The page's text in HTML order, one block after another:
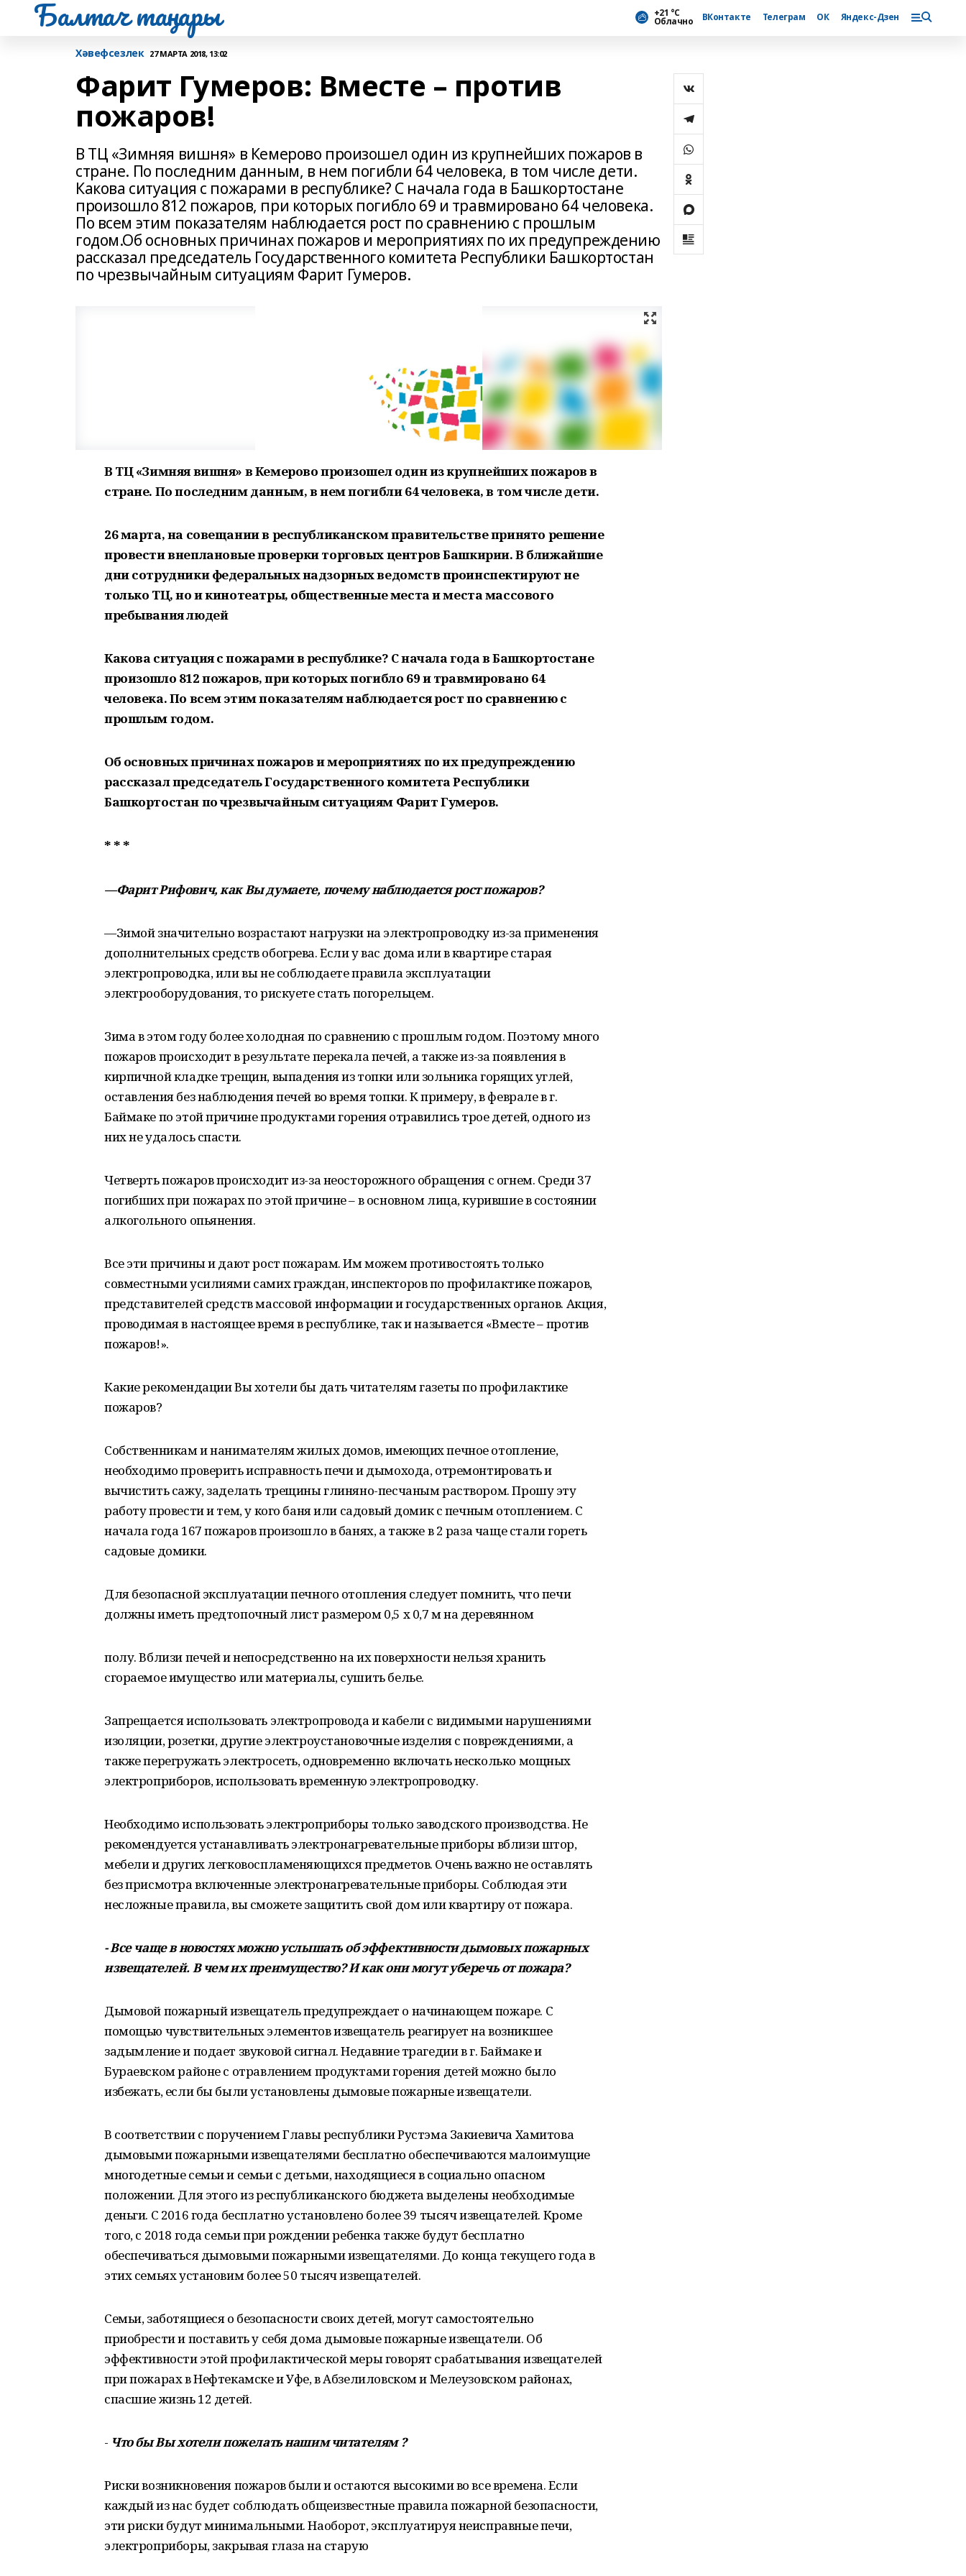
Балтач таңнары +21 °С
Облачно ВКонтакте Телеграм ОК Яндекс-Дзен
Хәвефсезлек 27 МАРТА 2018, 13:02
Фарит Гумеров: Вместе – против
пожаров!
В ТЦ «Зимняя вишня» в Кемерово произошел один из крупнейших пожаров в
стране. По последним данным, в нем погибли 64 человека, в том числе дети.
Какова ситуация с пожарами в республике? С начала года в Башкортостане
произошло 812 пожаров, при которых погибло 69 и травмировано 64 человека.
По всем этим показателям наблюдается рост по сравнению с прошлым
годом.Об основных причинах пожаров и мероприятиях по их предупреждению
рассказал председатель Государственного комитета Республики Башкортостан
по чрезвычайным ситуациям Фарит Гумеров.
В ТЦ «Зимняя вишня» в Кемерово произошел один из крупнейших пожаров в
стране. По последним данным, в нем погибли 64 человека, в том числе дети.
26 марта, на совещании в республиканском правительстве принято решение
провести внеплановые проверки торговых центров Башкирии. В ближайшие
дни сотрудники федеральных надзорных ведомств проинспектируют не
только ТЦ, но и кинотеатры, общественные места и места массового
пребывания людей
Какова ситуация с пожарами в республике? С начала года в Башкортостане
произошло 812 пожаров, при которых погибло 69 и травмировано 64
человека. По всем этим показателям наблюдается рост по сравнению с
прошлым годом.
Об основных причинах пожаров и мероприятиях по их предупреждению
рассказал председатель Государственного комитета Республики
Башкортостан по чрезвычайным ситуациям Фарит Гумеров.
* * *
—Фарит Рифович, как Вы думаете, почему наблюдается рост пожаров?
—Зимой значительно возрастают нагрузки на электропроводку из-за применения
дополнительных средств обогрева. Если у вас дома или в квартире старая
электропроводка, или вы не соблюдаете правила эксплуатации
электрооборудования, то рискуете стать погорельцем.
Зима в этом году более холодная по сравнению с прошлым годом. Поэтому много
пожаров происходит в результате перекала печей, а также из-за появления в
кирпичной кладке трещин, выпадения из топки или зольника горящих углей,
оставления без наблюдения печей во время топки. К примеру, в феврале в г.
Баймаке по этой причине продуктами горения отравились трое детей, одного из
них не удалось спасти.
Четверть пожаров происходит из-за неосторожного обращения с огнем. Среди 37
погибших при пожарах по этой причине – в основном лица, курившие в состоянии
алкогольного опьянения.
Все эти причины и дают рост пожарам. Им можем противостоять только
совместными усилиями самих граждан, инспекторов по профилактике пожаров,
представителей средств массовой информации и государственных органов. Акция,
проводимая в настоящее время в республике, так и называется «Вместе – против
пожаров!».
Какие рекомендации Вы хотели бы дать читателям газеты по профилактике
пожаров?
Собственникам и нанимателям жилых домов, имеющих печное отопление,
необходимо проверить исправность печи и дымохода, отремонтировать и
вычистить сажу, заделать трещины глиняно-песчаным раствором. Прошу эту
работу провести и тем, у кого баня или садовый домик с печным отоплением. С
начала года 167 пожаров произошло в банях, а также в 2 раза чаще стали гореть
садовые домики.
Для безопасной эксплуатации печного отопления следует помнить, что печи
должны иметь предтопочный лист размером 0,5 х 0,7 м на деревянном
полу. Вблизи печей и непосредственно на их поверхности нельзя хранить
сгораемое имущество или материалы, сушить белье.
Запрещается использовать электропровода и кабели с видимыми нарушениями
изоляции, розетки, другие электроустановочные изделия с повреждениями, а
также перегружать электросеть, одновременно включать несколько мощных
электроприборов, использовать временную электропроводку.
Необходимо использовать электроприборы только заводского производства. Не
рекомендуется устанавливать электронагревательные приборы вблизи штор,
мебели и других легковоспламеняющихся предметов. Очень важно не оставлять
без присмотра включенные электронагревательные приборы. Соблюдая эти
несложные правила, вы сможете защитить свой дом или квартиру от пожара.
- Все чаще в новостях можно услышать об эффективности дымовых пожарных
извещателей. В чем их преимущество? И как они могут уберечь от пожара?
Дымовой пожарный извещатель предупреждает о начинающем пожаре. С
помощью чувствительных элементов извещатель реагирует на возникшее
задымление и подает звуковой сигнал. Недавние трагедии в г. Баймаке и
Бураевском районе с отравлением продуктами горения детей можно было
избежать, если бы были установлены дымовые пожарные извещатели.
В соответствии с поручением Главы республики Рустэма Закиевича Хамитова
дымовыми пожарными извещателями бесплатно обеспечиваются малоимущие
многодетные семьи и семьи с детьми, находящиеся в социально опасном
положении. Для этого из республиканского бюджета выделены необходимые
деньги. С 2016 года бесплатно установлено более 39 тысяч извещателей. Кроме
того, с 2018 года семьи при рождении ребенка также будут бесплатно
обеспечиваться дымовыми пожарными извещателями. До конца текущего года в
этих семьях установим более 50 тысяч извещателей.
Семьи, заботящиеся о безопасности своих детей, могут самостоятельно
приобрести и поставить у себя дома дымовые пожарные извещатели. Об
эффективности этой профилактической меры говорят срабатывания извещателей
при пожарах в Нефтекамске и Уфе, в Абзелиловском и Мелеузовском районах,
спасшие жизнь 12 детей.
- Что бы Вы хотели пожелать нашим читателям ?
Риски возникновения пожаров были и остаются высокими во все времена. Если
каждый из нас будет соблюдать общеизвестные правила пожарной безопасности,
эти риски будут минимальными. Наоборот, эксплуатируя неисправные печи,
электроприборы, закрывая глаза на старую